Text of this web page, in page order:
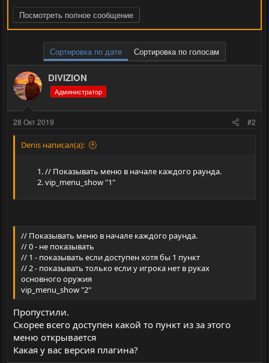
Посмотреть полное сообщение
Сортировка по дате Сортировка по голосам
DIVIZION
Администратор
28 Окт 2019 #2
Denis написал(а):
// Показывать меню в начале каждого раунда.
vip_menu_show "1"
// Показывать меню в начале каждого раунда.
// 0 - не показывать
// 1 - показывать если доступен хотя бы 1 пункт
// 2 - показывать только если у игрока нет в руках
основного оружия
vip_menu_show "2"
Пропустили.
Скорее всего доступен какой то пункт из за этого
меню открывается
Какая у вас версия плагина?